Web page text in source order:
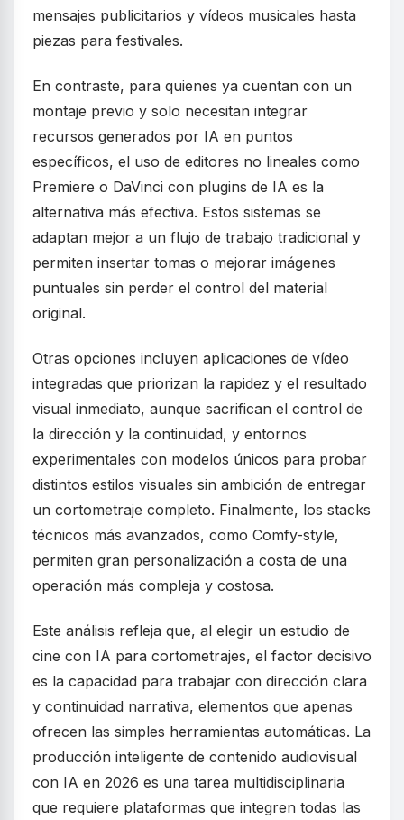
mensajes publicitarios y vídeos musicales hasta
piezas para festivales.
En contraste, para quienes ya cuentan con un
montaje previo y solo necesitan integrar
recursos generados por IA en puntos
específicos, el uso de editores no lineales como
Premiere o DaVinci con plugins de IA es la
alternativa más efectiva. Estos sistemas se
adaptan mejor a un flujo de trabajo tradicional y
permiten insertar tomas o mejorar imágenes
puntuales sin perder el control del material
original.
Otras opciones incluyen aplicaciones de vídeo
integradas que priorizan la rapidez y el resultado
visual inmediato, aunque sacrifican el control de
la dirección y la continuidad, y entornos
experimentales con modelos únicos para probar
distintos estilos visuales sin ambición de entregar
un cortometraje completo. Finalmente, los stacks
técnicos más avanzados, como Comfy-style,
permiten gran personalización a costa de una
operación más compleja y costosa.
Este análisis refleja que, al elegir un estudio de
cine con IA para cortometrajes, el factor decisivo
es la capacidad para trabajar con dirección clara
y continuidad narrativa, elementos que apenas
ofrecen las simples herramientas automáticas. La
producción inteligente de contenido audiovisual
con IA en 2026 es una tarea multidisciplinaria
que requiere plataformas que integren todas las